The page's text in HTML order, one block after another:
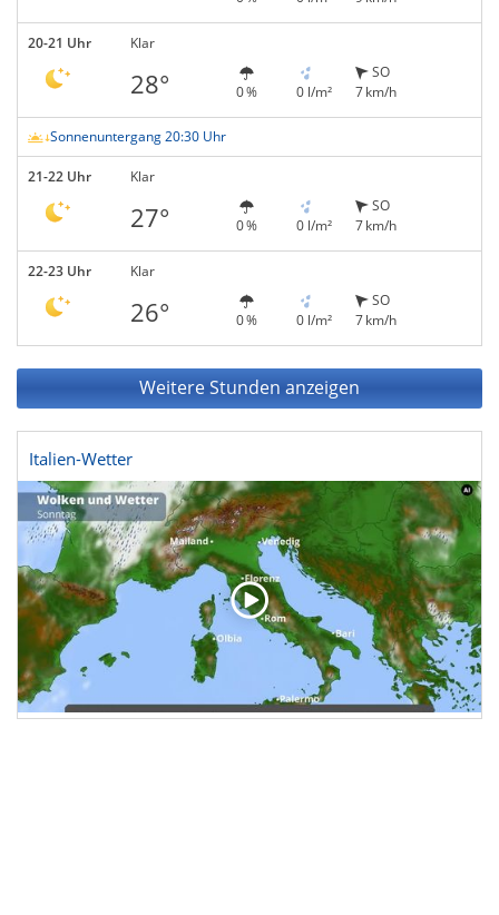
20-21 Uhr Klar
28° 0 % 0 l/m²
SO
7 km/h
Sonnenuntergang 20:30 Uhr
21-22 Uhr Klar
27° 0 % 0 l/m²
SO
7 km/h
22-23 Uhr Klar
26° 0 % 0 l/m²
SO
7 km/h
Weitere Stunden anzeigen
Italien-Wetter